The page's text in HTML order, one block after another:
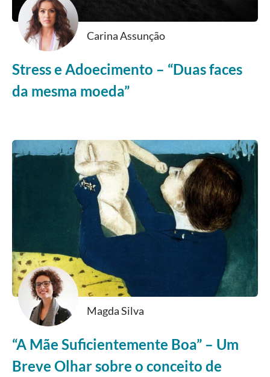
Carina Assunção
Stress e Adoecimento – “Duas faces
da mesma moeda”
Magda Silva
“A Mãe Suficientemente Boa” – Um
Breve Olhar sobre o conceito de